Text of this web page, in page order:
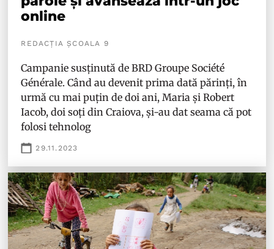
online
REDACȚIA ȘCOALA 9
Campanie susținută de BRD Groupe Société
Générale. Când au devenit prima dată părinți, în
urmă cu mai puțin de doi ani, Maria și Robert
Iacob, doi soți din Craiova, și-au dat seama că pot
folosi tehnolog
29.11.2023